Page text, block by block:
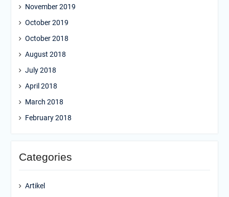
November 2019
October 2019
October 2018
August 2018
July 2018
April 2018
March 2018
February 2018
Categories
Artikel